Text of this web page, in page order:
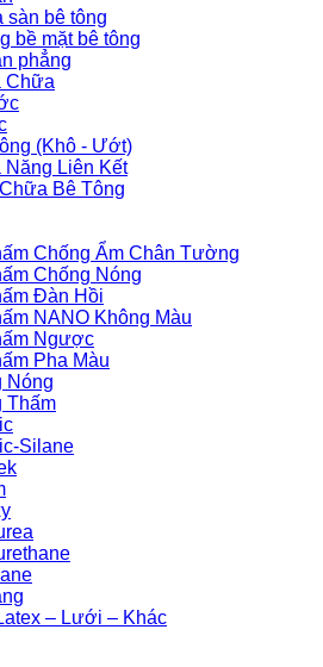
sàn bê tông
bề mặt bê tông
phẳng
Chữa
(Khô - Ướt)
Năng Liên Kết
Bê Tông
Chống Ẩm Chân Tường
Chống Nóng
Đàn Hồi
NANO Không Màu
Ngược
Pha Màu
Nóng
Thấm
Silane
– Lưới – Khác